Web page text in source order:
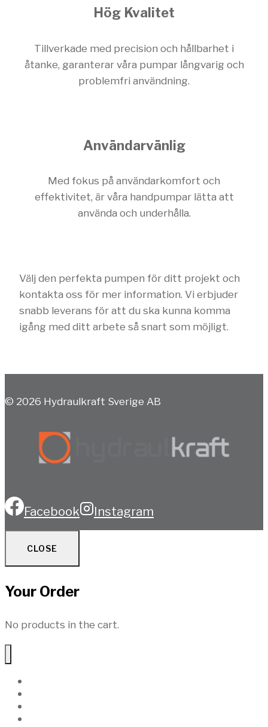
Hög Kvalitet
Tillverkade med precision och hållbarhet i
åtanke, garanterar våra pumpar långvarig och
problemfri användning.
Användarvänlig
Med fokus på användarkomfort och
effektivitet, är våra handpumpar lätta att
använda och underhålla.
Välj den perfekta pumpen för ditt projekt och
kontakta oss för mer information. Vi erbjuder
snabb leverans för att du ska kunna komma
igång med ditt arbete så snart som möjligt.
© 2026 Hydraulkraft Sverige AB
Facebook Instagram
CLOSE
Your Order
No products in the cart.